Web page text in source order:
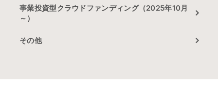
事業投資型クラウドファンディング（2025年10月
～）
その他